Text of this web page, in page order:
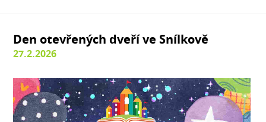
Den otevřených dveří ve Snílkově
27.2.2026